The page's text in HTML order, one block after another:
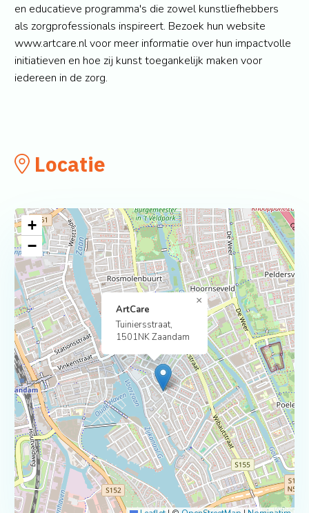
en educatieve programma's die zowel kunstliefhebbers
als zorgprofessionals inspireert. Bezoek hun website
www.artcare.nl voor meer informatie over hun impactvolle
initiatieven en hoe zij kunst toegankelijk maken voor
iedereen in de zorg.
Locatie
ArtCare
Tuiniersstraat,
1501NK Zaandam
×
+
−